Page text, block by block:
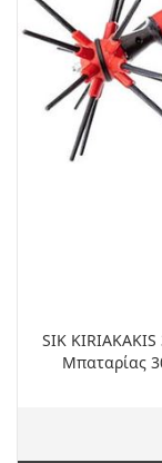
SIK KIRIAKAKIS
Μπαταρίας